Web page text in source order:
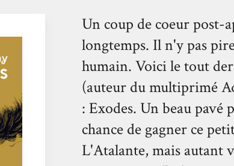
Un coup de coeur post-
longtemps. Il n'y pas
humain. Voici le tout
(auteur du multiprimé
: Exodes. Un beau pavé
chance de gagner ce
L'Atalante, mais autant